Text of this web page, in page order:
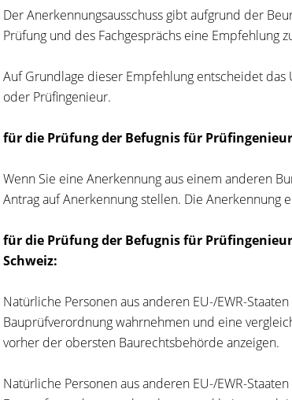
Der Anerkennungsausschuss gibt aufgrund der
Prüfung und des Fachgesprächs eine Empfehlung
Auf Grundlage dieser Empfehlung entscheidet
oder Prüfingenieur.
für die Prüfung der Befugnis für
Wenn Sie eine Anerkennung aus einem anderen
Antrag auf Anerkennung stellen. Die Anerkennung
für die Prüfung der Befugnis für
Schweiz:
Natürliche Personen aus anderen EU-/EWR-
Bauprüfverordnung wahrnehmen und eine
vorher der obersten Baurechtsbehörde anzeigen.
Natürliche Personen aus anderen EU-/EWR-